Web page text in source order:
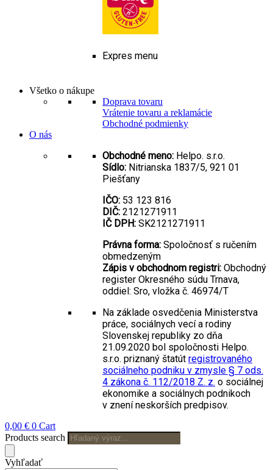
Expres menu
Všetko o nákupe
Doprava tovaru
Vrátenie tovaru a reklamácie
Obchodné podmienky
O nás
Obchodné meno: Helpo. s.r.o.
Sídlo: Nitrianska 1837/5, 921 01
Piešťany
IČO: 53 123 816
DIČ: 2121271911
IČ DPH: SK2121271911
Právna forma: Spoločnosť s ručením
obmedzeným
Zápis v obchodnom registri: Obchodný
register Okresného súdu Trnava,
oddiel: Sro, vložka č. 46974/T
Na základe osvedčenia Ministerstva
práce, sociálnych vecí a rodiny
Slovenskej republiky zo dňa
21.09.2020 bol spoločnosti Helpo.
s.r.o. priznaný štatút registrovaného
sociálneho podniku v zmysle § 7 ods.
4 zákona č. 112/2018 Z. z. o sociálnej
ekonomike a sociálnych podnikoch
v znení neskorších predpisov.
0,00 € 0 Cart
Products search
Vyhľadať